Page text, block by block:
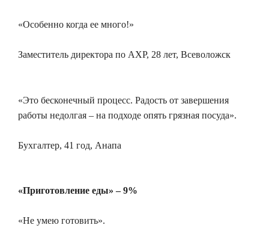
«Особенно когда ее много!»
Заместитель директора по АХР, 28 лет, Всеволожск
«Это бесконечный процесс. Радость от завершения
работы недолгая – на подходе опять грязная посуда».
Бухгалтер, 41 год, Анапа
«Приготовление еды» – 9%
«Не умею готовить».